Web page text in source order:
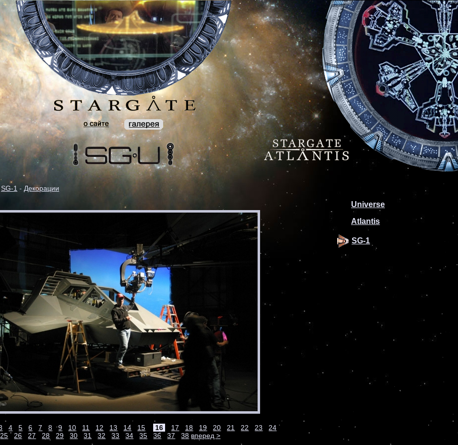
SG-1 - Декорации
4 5 6 7 8 9 10 11 12 13 14 15 16 17 18 19 20 21 22 23
24
25
26 27 28 29 30 31 32 33 34 35 36 37 38 вперед >
Universe
Atlantis
SG-1